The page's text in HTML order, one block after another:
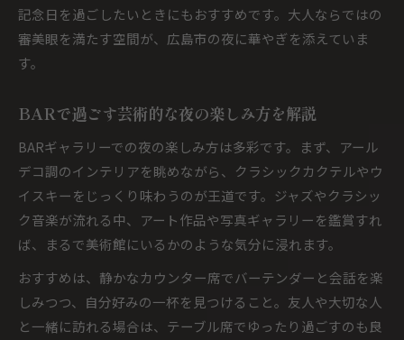
記念日を過ごしたいときにもおすすめです。大人ならではの
審美眼を満たす空間が、広島市の夜に華やぎを添えていま
す。
BARで過ごす芸術的な夜の楽しみ方を解説
BARギャラリーでの夜の楽しみ方は多彩です。まず、アール
デコ調のインテリアを眺めながら、クラシックカクテルやウ
イスキーをじっくり味わうのが王道です。ジャズやクラシッ
ク音楽が流れる中、アート作品や写真ギャラリーを鑑賞すれ
ば、まるで美術館にいるかのような気分に浸れます。
おすすめは、静かなカウンター席でバーテンダーと会話を楽
しみつつ、自分好みの一杯を見つけること。友人や大切な人
と一緒に訪れる場合は、テーブル席でゆったり過ごすのも良